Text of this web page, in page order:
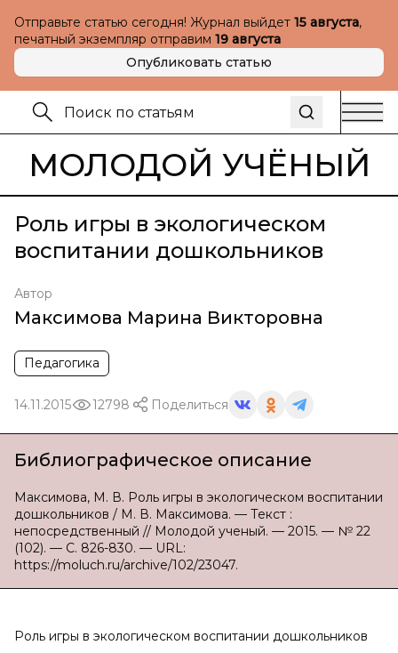
Отправьте статью сегодня! Журнал выйдет 15 августа,
печатный экземпляр отправим 19 августа
Опубликовать статью
МОЛОДОЙ УЧЁНЫЙ
Роль игры в экологическом
воспитании дошкольников
Автор
Максимова Марина Викторовна
Педагогика
14.11.2015 12798 Поделиться
Библиографическое описание
Максимова, М. В. Роль игры в экологическом воспитании
дошкольников / М. В. Максимова. — Текст :
непосредственный // Молодой ученый. — 2015. — № 22
(102). — С. 826-830. — URL:
https://moluch.ru/archive/102/23047.
Роль игры в экологическом воспитании дошкольников